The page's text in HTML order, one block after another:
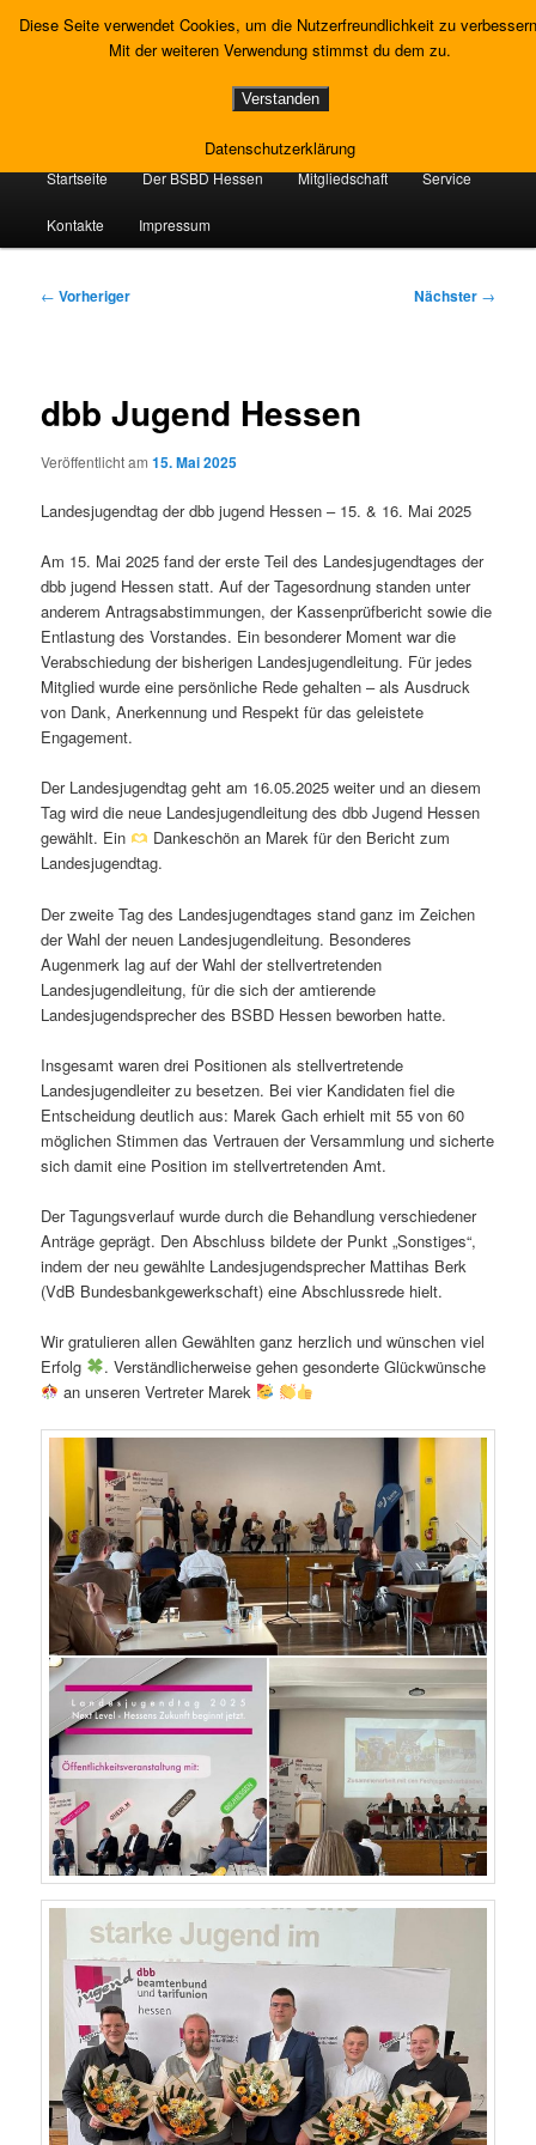
primären
Landesverband Hessen
HauptmenüStartseite Der BSBD Hessen Mitgliedschaft Service
Kontakte Impressum
Beitragsnavigation
← Vorheriger Nächster →
dbb Jugend Hessen
Veröffentlicht am15. Mai 2025
Landesjugendtag der dbb jugend Hessen – 15. & 16. Mai 2025
Am 15. Mai 2025 fand der erste Teil des Landesjugendtages der
dbb jugend Hessen statt. Auf der Tagesordnung standen unter
anderem Antragsabstimmungen, der Kassenprüfbericht sowie die
Entlastung des Vorstandes. Ein besonderer Moment war die
Verabschiedung der bisherigen Landesjugendleitung. Für jedes
Mitglied wurde eine persönliche Rede gehalten – als Ausdruck
von Dank, Anerkennung und Respekt für das geleistete
Engagement.
Der Landesjugendtag geht am 16.05.2025 weiter und an diesem
Tag wird die neue Landesjugendleitung des dbb Jugend Hessen
gewählt. Ein
Dankeschön an Marek für den Bericht zum
Landesjugendtag.
Der zweite Tag des Landesjugendtages stand ganz im Zeichen
der Wahl der neuen Landesjugendleitung. Besonderes
Augenmerk lag auf der Wahl der stellvertretenden
Landesjugendleitung, für die sich der amtierende
Landesjugendsprecher des BSBD Hessen beworben hatte.
Insgesamt waren drei Positionen als stellvertretende
Landesjugendleiter zu besetzen. Bei vier Kandidaten fiel die
Entscheidung deutlich aus: Marek Gach erhielt mit 55 von 60
möglichen Stimmen das Vertrauen der Versammlung und sicherte
sich damit eine Position im stellvertretenden Amt.
Der Tagungsverlauf wurde durch die Behandlung verschiedener
Anträge geprägt. Den Abschluss bildete der Punkt „Sonstiges“,
indem der neu gewählte Landesjugendsprecher Mattihas Berk
(VdB Bundesbankgewerkschaft) eine Abschlussrede hielt.
Wir gratulieren allen Gewählten ganz herzlich und wünschen viel
Erfolg
. Verständlicherweise gehen gesonderte Glückwünsche
an unseren Vertreter Marek
Diese Seite verwendet Cookies, um die Nutzerfreundlichkeit zu
Mit der weiteren Verwendung stimmst du dem zu.
Verstanden
Datenschutzerklärung